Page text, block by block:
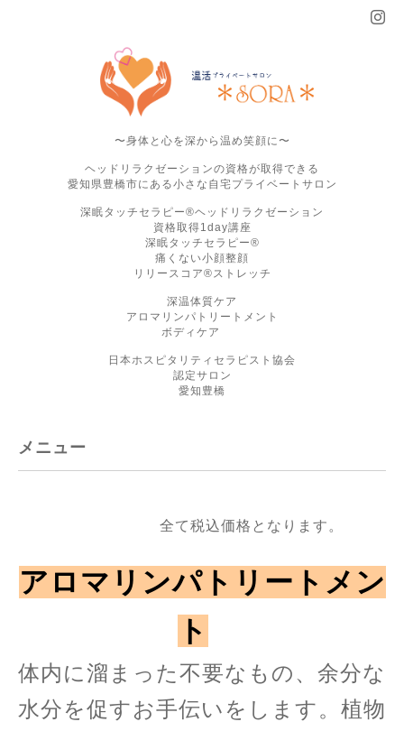
〜身体と心を深から温め笑顔に〜
ヘッドリラクゼーションの資格が取得できる
愛知県豊橋市にある小さな自宅プライベートサロン
深眠タッチセラピー®ヘッドリラクゼーション
資格取得1day講座
深眠タッチセラピー®
痛くない小顔整顔
リリースコア®ストレッチ
深温体質ケア
アロマリンパトリートメント
ボディケア
日本ホスピタリティセラピスト協会
認定サロン
愛知豊橋
メニュー
全て税込価格となります。
アロマリンパトリートメン
ト
体内に溜まった不要なもの、余分な
水分を促すお手伝いをします。植物